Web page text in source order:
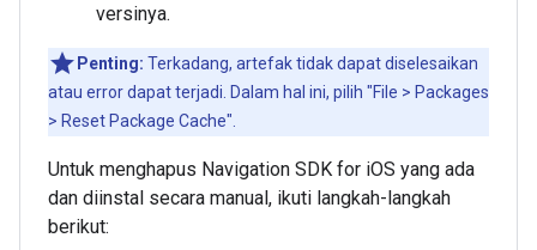
versinya.
Penting: Terkadang, artefak tidak dapat diselesaikan
atau error dapat terjadi. Dalam hal ini, pilih "File > Packages
> Reset Package Cache".
Untuk menghapus Navigation SDK for iOS yang ada
dan diinstal secara manual, ikuti langkah-langkah
berikut: